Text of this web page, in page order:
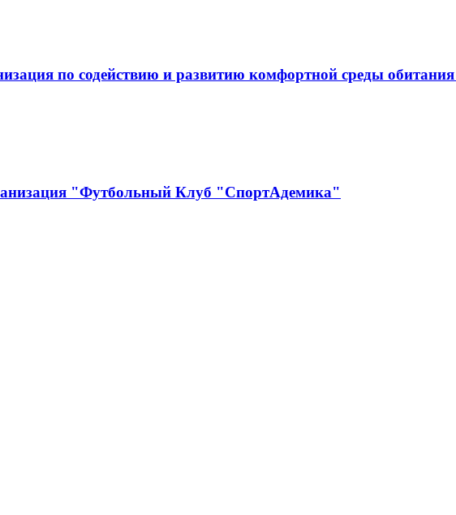
по содействию и развитию комфортной среды
"Футбольный Клуб "СпортАдемика"